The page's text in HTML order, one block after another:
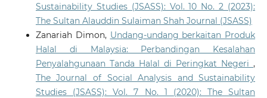
Sustainability Studies (JSASS): Vol. 10 No. 2 (2023):
The Sultan Alauddin Sulaiman Shah Journal (JSASS)
Zanariah Dimon, Undang-undang berkaitan Produk
Halal di Malaysia: Perbandingan Kesalahan
Penyalahgunaan Tanda Halal di Peringkat Negeri,
The Journal of Social Analysis and Sustainability
Studies (JSASS): Vol. 7 No. 1 (2020): The Sultan